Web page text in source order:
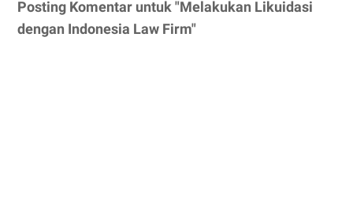
Posting Komentar untuk "Melakukan Likuidasi
dengan Indonesia Law Firm"